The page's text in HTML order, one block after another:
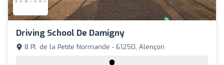
Driving School De Damigny
8 Pl. de la Petite Normande - 61250, Alençon